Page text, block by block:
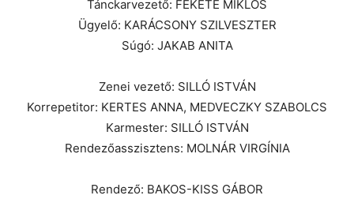
Tánckarvezető: FEKETE MIKLÓS
Ügyelő: KARÁCSONY SZILVESZTER
Súgó: JAKAB ANITA
Zenei vezető: SILLÓ ISTVÁN
Korrepetitor: KERTES ANNA, MEDVECZKY SZABOLCS
Karmester: SILLÓ ISTVÁN
Rendezőasszisztens: MOLNÁR VIRGÍNIA
Rendező: BAKOS-KISS GÁBOR